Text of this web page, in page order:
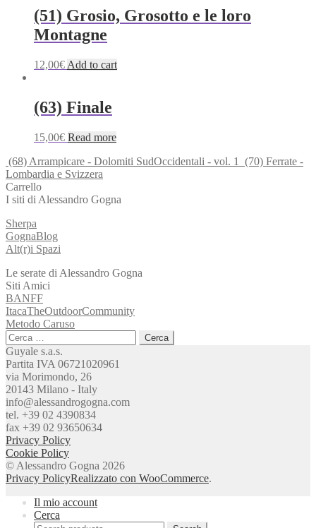
19,90€.17,91€.
(51) Grosio, Grosotto e le loro
Montagne
12,00€ Add to cart
(63) Finale
15,00€ Read more
(68) Arrampicare - Dolomiti SudOccidentali - vol. 1
(70) Ferrate -
Lombardia e Svizzera
Carrello
I siti di Alessandro Gogna
Sherpa
GognaBlog
Alt(r)i Spazi
Le serate di Alessandro Gogna
Siti Amici
BANFF
ItacaTheOutdoorCommunity
Metodo Caruso
Ricerca
per:
Guyale s.a.s.
Partita IVA 06721020961
via Morimondo, 26
20143 Milano - Italy
info@alessandrogogna.com
tel. +39 02 4390834
fax +39 02 93650634
Privacy Policy
Cookie Policy
© Alessandro Gogna 2026
Privacy PolicyRealizzato con WooCommerce.
Il mio account
Cerca